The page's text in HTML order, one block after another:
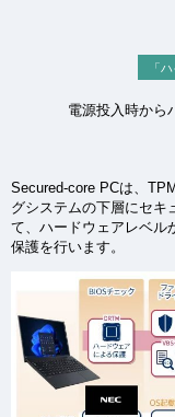
「
電源投入時から
Secured-core PCは、
グシステムの下層にセキ
て、ハードウェアレベル
保護を行います。